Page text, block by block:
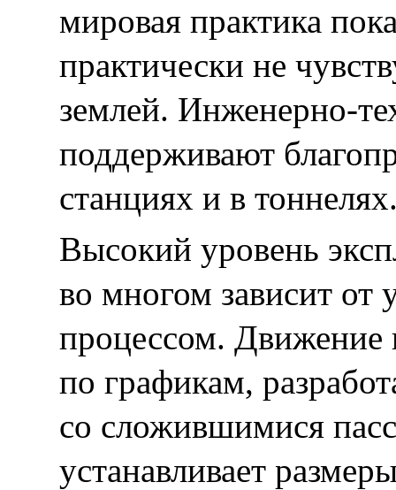
мировая практика
практически не
землей. Инженерно-
поддерживают
станциях и в
Высокий уровень
во многом зависит от
процессом. Движение
по графикам,
со сложившимися
устанавливает